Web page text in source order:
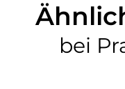
bei